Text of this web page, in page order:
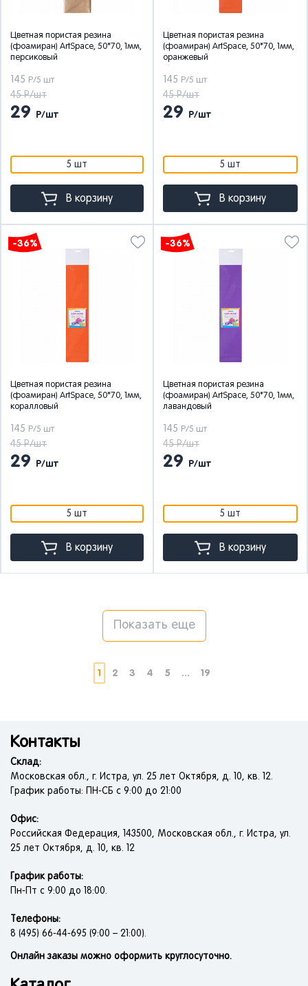
Цветная пористая резина
(фоамиран) ArtSpace, 50*70, 1мм,
персиковый
145 Р/5 шт
45 Р/шт
29 Р/шт
5 шт
В корзину
Цветная пористая резина
(фоамиран) ArtSpace, 50*70, 1мм,
оранжевый
145 Р/5 шт
45 Р/шт
29 Р/шт
5 шт
В корзину
-36%
Цветная пористая резина
(фоамиран) ArtSpace, 50*70, 1мм,
коралловый
145 Р/5 шт
45 Р/шт
29 Р/шт
5 шт
В корзину
-36%
Цветная пористая резина
(фоамиран) ArtSpace, 50*70, 1мм,
лавандовый
145 Р/5 шт
45 Р/шт
29 Р/шт
5 шт
В корзину
Показать еще
1 2 3 4 5 ... 19
Контакты
Склад:
Московская обл., г. Истра, ул. 25 лет Октября, д. 10, кв. 12.
График работы: ПН-СБ с 9:00 до 21:00
Офис:
Российская Федерация, 143500, Московская обл., г. Истра, ул.
25 лет Октября, д. 10, кв. 12
График работы:
Пн-Пт с 9:00 до 18:00.
Телефоны:
8 (495) 66-44-695 (9:00 – 21:00).
Онлайн заказы можно оформить круглосуточно.